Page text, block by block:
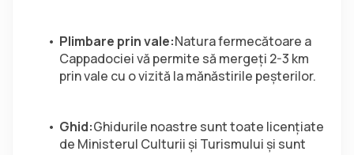
Plimbare prin vale:Natura fermecătoare a
Cappadociei vă permite să mergeţi 2-3 km
prin vale cu o vizită la mănăstirile peşterilor.
Ghid:Ghidurile noastre sunt toate licențiate
de Ministerul Culturii și Turismului și sunt